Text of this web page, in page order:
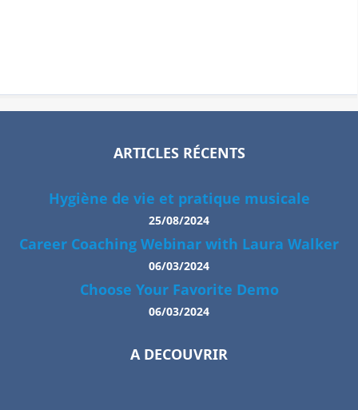
ARTICLES RÉCENTS
Hygiène de vie et pratique musicale
25/08/2024
Career Coaching Webinar with Laura Walker
06/03/2024
Choose Your Favorite Demo
06/03/2024
A DECOUVRIR